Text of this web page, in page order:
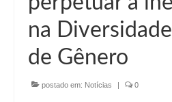
Editais e licitação
Eleições
Fiscalização
Responsabilidade Técnica
na
de Gênero
postado em: Notícias | 0